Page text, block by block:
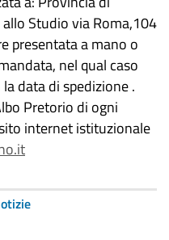
Studio via Roma,104
presentata a mano o
nel qual caso
data di spedizione .
Pretorio di ogni
internet istituzionale